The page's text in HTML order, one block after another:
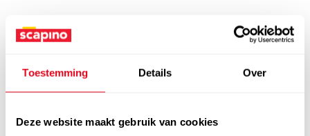
Toestemming Details Over
Deze website maakt gebruik van cookies